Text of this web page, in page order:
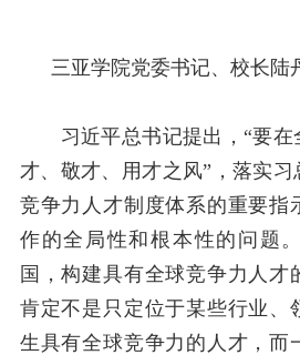
三亚学院党委书记、校长陆
习近平总书记提出，“要在
才、敬才、用才之风”，落实
竞争力人才制度体系的重要指
作的全局性和根本性的问题
国，构建具有全球竞争力人才
肯定不是只定位于某些行业、
生具有全球竞争力的人才，而